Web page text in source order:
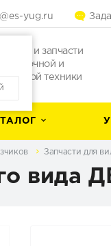
yug.ru
и запчасти
и
техники
Запчасти для
вида